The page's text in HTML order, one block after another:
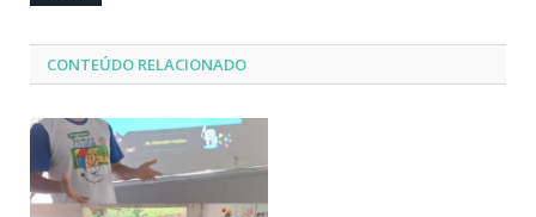
CONTEÚDO RELACIONADO